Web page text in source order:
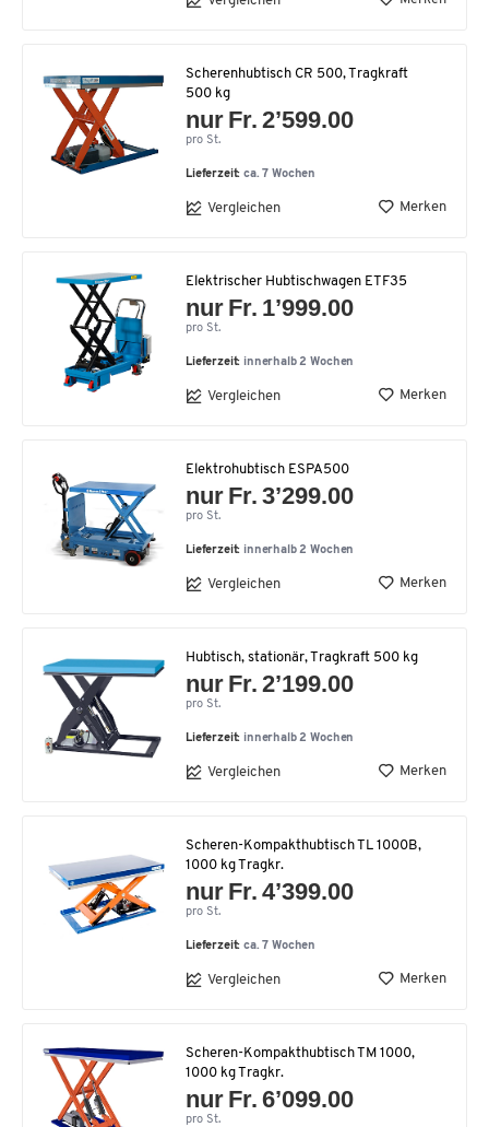
Scherenhubtisch CR 500, Tragkraft
500 kg
nur Fr. 2’599.00
pro St.
Lieferzeit:ca. 7 Wochen
Vergleichen Merken
Elektrischer Hubtischwagen ETF35
nur Fr. 1’999.00
pro St.
Lieferzeit: innerhalb 2 Wochen
Vergleichen Merken
Elektrohubtisch ESPA500
nur Fr. 3’299.00
pro St.
Lieferzeit: innerhalb 2 Wochen
Vergleichen Merken
Hubtisch, stationär, Tragkraft 500 kg
nur Fr. 2’199.00
pro St.
Lieferzeit: innerhalb 2 Wochen
Vergleichen Merken
Scheren-Kompakthubtisch TL 1000B,
1000 kg Tragkr.
nur Fr. 4’399.00
pro St.
Lieferzeit:ca. 7 Wochen
Vergleichen Merken
Scheren-Kompakthubtisch TM 1000,
1000 kg Tragkr.
nur Fr. 6’099.00
pro St.